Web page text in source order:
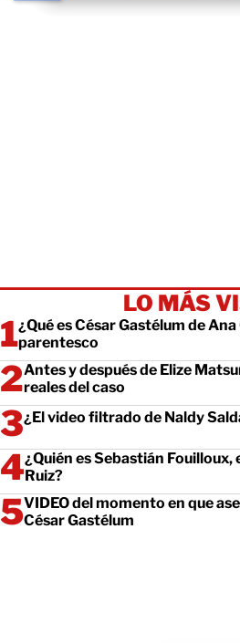
LO MÁS
¿Qué es César Gastélum de
parentesco
Antes y después de Elize
reales del caso
¿El video filtrado de Naldy
¿Quién es Sebastián Fouilloux,
Ruiz?
VIDEO del momento en que
César Gastélum